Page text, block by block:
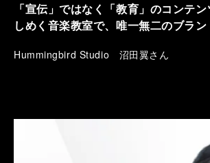
「宣伝」ではなく「教育」のコンテ
しめく音楽教室で、唯一無二のブラ
Hummingbird Studio 沼田翼さん